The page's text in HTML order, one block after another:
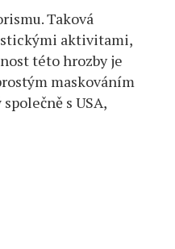
Taková
aktivitami,
této hrozby je
maskováním
s USA,